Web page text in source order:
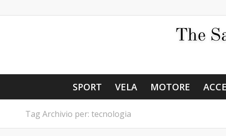
SPORT VELA MOTORE
Tag Archivio per: tecnologia